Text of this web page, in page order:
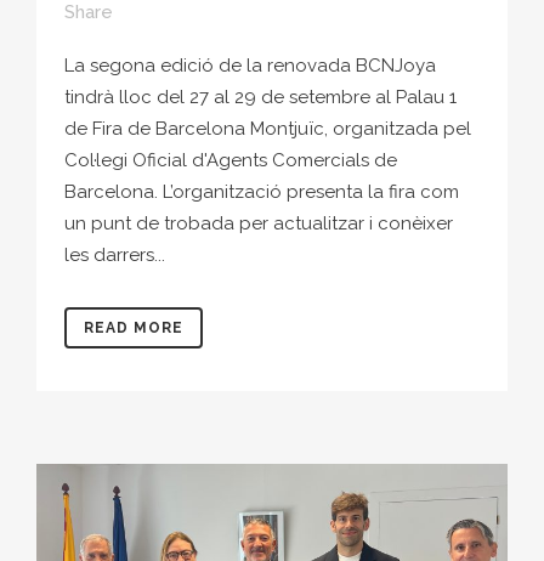
Share
La segona edició de la renovada BCNJoya
tindrà lloc del 27 al 29 de setembre al Palau 1
de Fira de Barcelona Montjuïc, organitzada pel
Col·legi Oficial d'Agents Comercials de
Barcelona. L’organització presenta la fira com
un punt de trobada per actualitzar i conèixer
les darrers...
READ MORE